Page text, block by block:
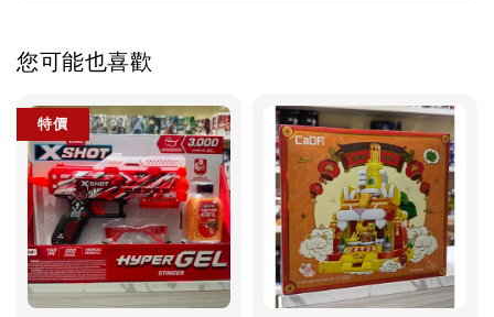
您可能也喜歡
特價